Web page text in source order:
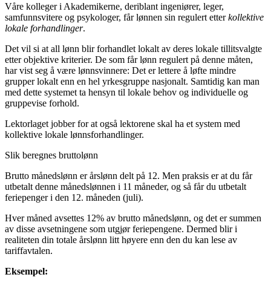
Våre kolleger i Akademikerne, deriblant ingeniører, leger,
samfunnsvitere og psykologer, får lønnen sin regulert etterkollektive
lokale forhandlinger.
Det vil si at all lønn blir forhandlet lokalt av deres lokale tillitsvalgte
etter objektive kriterier. De som får lønn regulert på denne måten,
har vist seg å være lønnsvinnere: Det er lettere å løfte mindre
grupper lokalt enn en hel yrkesgruppe nasjonalt. Samtidig kan man
med dette systemet ta hensyn til lokale behov og individuelle og
gruppevise forhold.
Lektorlaget jobber for at også lektorene skal ha et system med
kollektive lokale lønnsforhandlinger.
Slik beregnes bruttolønn
Brutto månedslønn er årslønn delt på 12. Men praksis er at du får
utbetalt denne månedslønnen i 11 måneder, og så får du utbetalt
feriepenger i den 12. måneden (juli).
Hver måned avsettes 12% av brutto månedslønn, og det er summen
av disse avsetningene som utgjør feriepengene. Dermed blir i
realiteten din totale årslønn litt høyere enn den du kan lese av
tariffavtalen.
Eksempel: